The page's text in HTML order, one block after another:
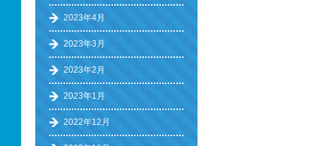
2023年4月
2023年3月
2023年2月
2023年1月
2022年12月